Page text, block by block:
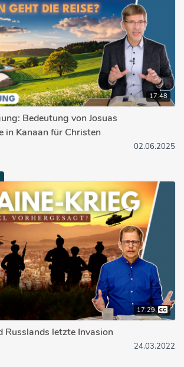
17:48
Bedeutung von Josuas
in Kanaan für Christen
02.06.2025
17:29
Russlands letzte Invasion
24.03.2022